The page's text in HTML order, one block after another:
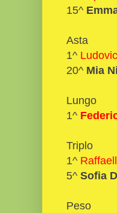
15^
Asta
1^
20^ Mia
Lungo
1^
Triplo
1^
5^ Sofia
Peso